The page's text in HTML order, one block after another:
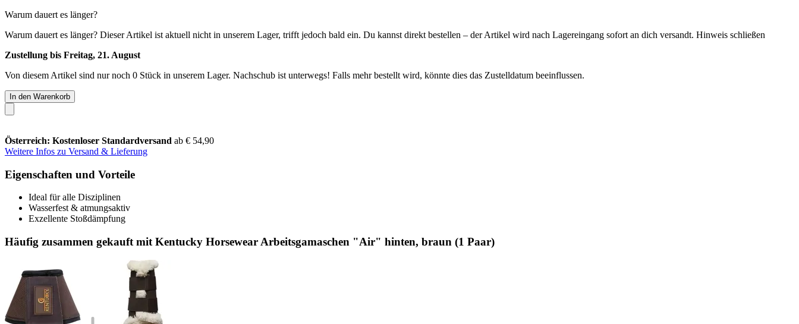
Warum dauert es länger?
Warum dauert es länger? Dieser Artikel ist aktuell nicht in unserem Lager, trifft jedoch bald ein. Du kannst direkt bestellen – der Artikel wird nach Lagereingang sofort an dich versandt. Hinweis schließen
Zustellung bis Freitag, 21. August
Von diesem Artikel sind nur noch 0 Stück in unserem Lager. Nachschub ist unterwegs! Falls mehr bestellt wird, könnte dies das Zustelldatum beeinflussen.
In den Warenkorb
Österreich: Kostenloser Standardversand ab € 54,90
Weitere Infos zu Versand & Lieferung
Eigenschaften und Vorteile
Ideal für alle Disziplinen
Wasserfest & atmungsaktiv
Exzellente Stoßdämpfung
Häufig zusammen gekauft mit Kentucky Horsewear Arbeitsgamaschen "Air" hinten, braun (1 Paar)